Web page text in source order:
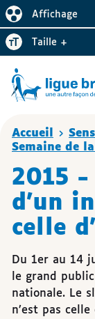
Affichage
Réduire
Augmenter la
taille +
Vous êtes ici
Accueil
Semaine de
2015 -
d'un
celle
Du 1er au 14
le grand
nationale. Le
n’est pas